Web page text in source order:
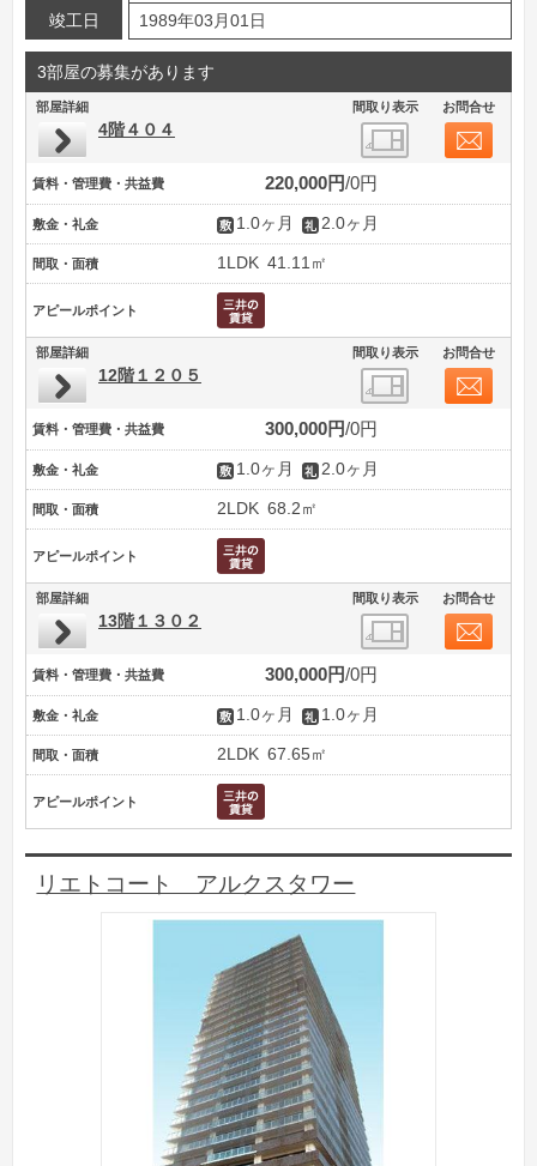
竣工日 1989年03月01日
3部屋の募集があります
部屋詳細 間取り表示 お問合せ
4階４０４
賃料・管理費・共益費 220,000円 0円
敷金・礼金 1.0ヶ月 2.0ヶ月
間取・面積 1LDK 41.11㎡
アピールポイント
部屋詳細 間取り表示 お問合せ
12階１２０５
賃料・管理費・共益費 300,000円 0円
敷金・礼金 1.0ヶ月 2.0ヶ月
間取・面積 2LDK 68.2㎡
アピールポイント
部屋詳細 間取り表示 お問合せ
13階１３０２
賃料・管理費・共益費 300,000円 0円
敷金・礼金 1.0ヶ月 1.0ヶ月
間取・面積 2LDK 67.65㎡
アピールポイント
リエトコート アルクスタワー